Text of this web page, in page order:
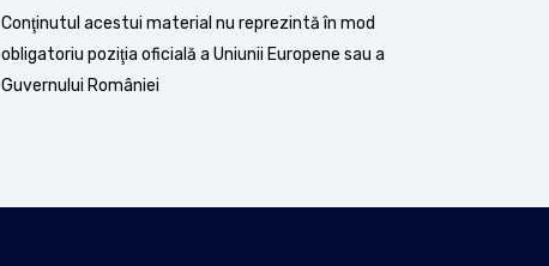
Conţinutul acestui material nu reprezintă în mod
obligatoriu poziţia oficială a Uniunii Europene sau a
Guvernului României